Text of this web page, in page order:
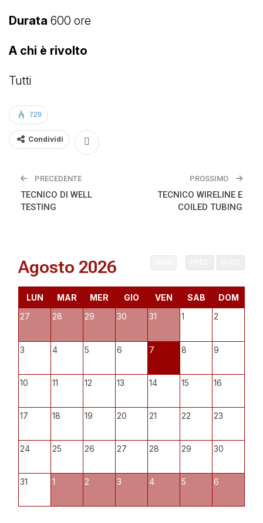
Durata 600 ore
A chi è rivolto
Tutti
729
Condividi
PRECEDENTE
TECNICO DI WELL
TESTING
PROSSIMO
TECNICO WIRELINE E
COILED TUBING
Agosto 2026
LUN MAR MER GIO VEN SAB
DOM
27
28 29 30 31 1 2
3 4 5 6 7 8 9
10 11 12 13 14 15 16
17 18 19 20 21 22 23
24 25 26 27 28 29 30
31 1 2 3 4 5 6